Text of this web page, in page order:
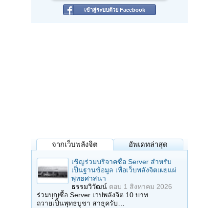
เข้าสู่ระบบด้วย Facebook
จากเว็บพลังจิต อัพเดทล่าสุด
เชิญร่วมบริจาคซื้อ Server สำหรับ
เป็นฐานข้อมูล เพื่อเว็บพลังจิตเผยแผ่
พุทธศาสนา
ธรรมวิวัฒน์ ตอบ 1 สิงหาคม 2026
ร่วมบุญซื้อ Server เวปพลังจิต 10 บาท
ถวายเป็นพุทธบูชา สาธุครับ…